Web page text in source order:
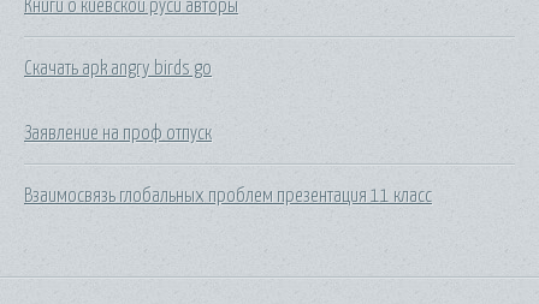
Книги о киевской руси авторы
Скачать apk angry birds go
Заявление на проф отпуск
Взаимосвязь глобальных проблем презентация 11 класс